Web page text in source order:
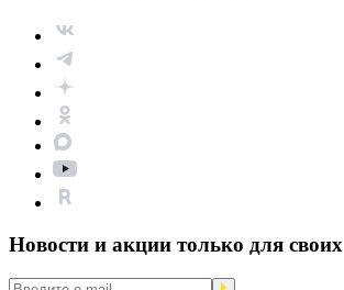
Новости и акции только для своих